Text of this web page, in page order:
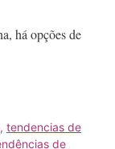
há opções de
, tendencias de
de